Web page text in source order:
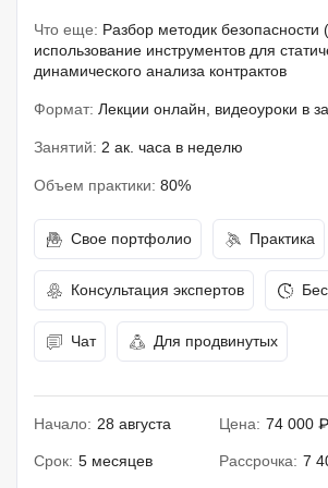
Что еще: Разбор методик безопасности
использование инструментов для
динамического анализа контрактов
Формат: Лекции онлайн, видеоуроки в
Занятий: 2 ак. часа в неделю
Объем практики: 80%
Свое портфолио Практика
Консультация экспертов
Чат Для продвинутых
Начало: 28 августа Цена: 74 000 ₽
Срок: 5 месяцев Рассрочка: 7